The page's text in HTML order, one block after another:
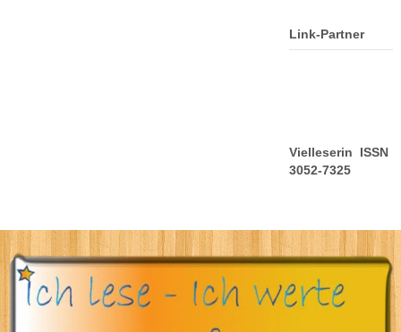
Link-Partner
Vielleserin ISSN
3052-7325